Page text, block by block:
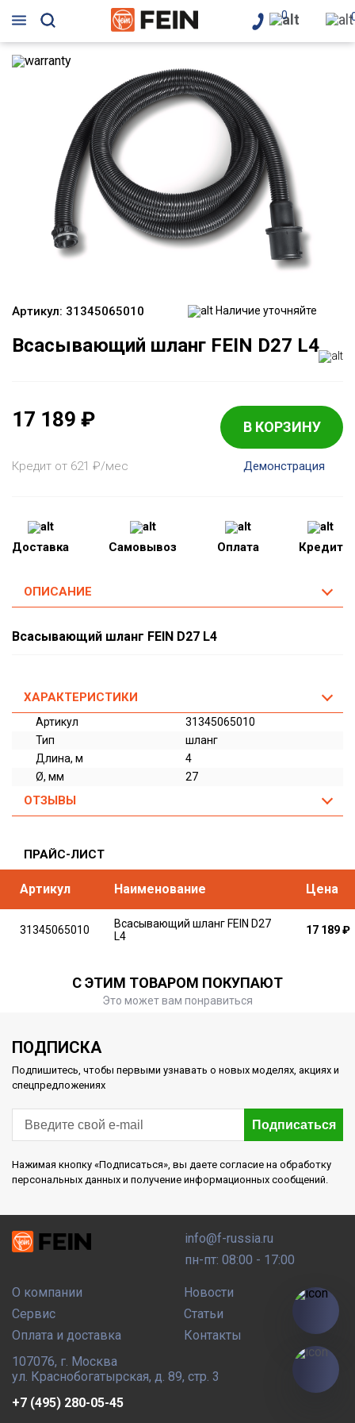
0
Артикул: 31345065010 Наличие уточняйте
Всасывающий шланг FEIN D27 L4
17 189 ₽ В КОРЗИНУ
Кредит от 621 ₽/мес Демонстрация
Доставка Самовывоз Оплата Кредит
ОПИСАНИЕ
Всасывающий шланг FEIN D27 L4
ХАРАКТЕРИСТИКИ
Артикул
31345065010
Тип
шланг
Длина, м
4
Ø, мм
27
ОТЗЫВЫ
ПРАЙС-ЛИСТ
Артикул Наименование Цена
31345065010
Всасывающий шланг FEIN D27
L4
17 189₽
С ЭТИМ ТОВАРОМ ПОКУПАЮТ
Это может вам понравиться
ПОДПИСКА
Подпишитесь, чтобы первыми узнавать о новых моделях, акциях и
спецпредложениях
Подписаться
Нажимая кнопку «Подписаться», вы даете согласие на обработку
персональных данных и получение информационных сообщений.
О компании
Сервис
Оплата и доставка
Новости
Статьи
Контакты
info@f-russia.ru
пн-пт: 08:00 - 17:00
107076, г. Москва
ул. Краснобогатырская, д. 89, стр. 3
+7 (495) 280-05-45